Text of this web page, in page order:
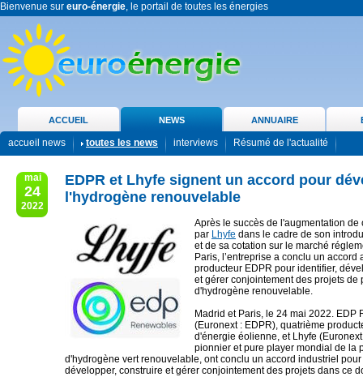
Bienvenue sur euro-énergie, le portail de toutes les énergies
ACCUEIL NEWS ANNUAIRE
accueil news toutes les news interviews Résumé de l'actualité
mai
24
2022
EDPR et Lhyfe signent un accord pour
l'hydrogène renouvelable
Après le succès de l'augmentation de
par Lhyfe dans le cadre de son
et de sa cotation sur le marché
Paris, l’entreprise a conclu un accord
producteur EDPR pour identifier,
et gérer conjointement des projets de
d'hydrogène renouvelable.
Madrid et Paris, le 24 mai 2022. EDP
(Euronext : EDPR), quatrième
d'énergie éolienne, et Lhyfe
pionnier et pure player mondial de la
d'hydrogène vert renouvelable, ont conclu un accord industriel pour
développer, construire et gérer conjointement des projets dans ce